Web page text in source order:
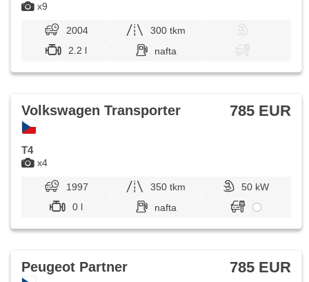
x9
2004
300 tkm
2.2 l
nafta
x4
Volkswagen Transporter 785 EUR
T4
1997 350 tkm
50 kW
0 l
nafta
Peugeot Partner 785 EUR